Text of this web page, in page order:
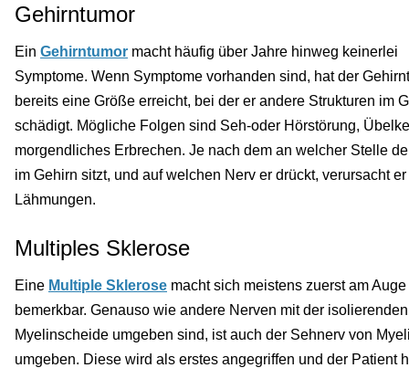
Gehirntumor
Ein Gehirntumor macht häufig über Jahre hinweg keinerlei
Symptome. Wenn Symptome vorhanden sind, hat der
bereits eine Größe erreicht, bei der er andere Strukturen im
schädigt. Mögliche Folgen sind Seh-oder Hörstörung,
morgendliches Erbrechen. Je nach dem an welcher Stelle
im Gehirn sitzt, und auf welchen Nerv er drückt, verursacht er
Lähmungen.
Multiples Sklerose
Eine Multiple Sklerose macht sich meistens zuerst am Auge
bemerkbar. Genauso wie andere Nerven mit der isolierenden
Myelinscheide umgeben sind, ist auch der Sehnerv von
umgeben. Diese wird als erstes angegriffen und der Patient